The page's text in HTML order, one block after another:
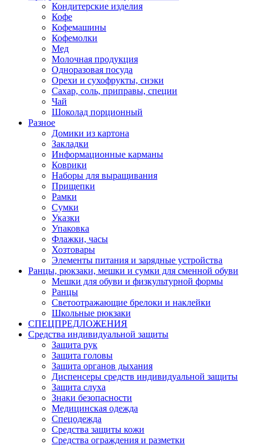
Кондитерские изделия
Кофе
Кофемашины
Кофемолки
Мед
Молочная продукция
Одноразовая посуда
Орехи и сухофрукты, снэки
Сахар, соль, приправы, специи
Чай
Шоколад порционный
Разное
Домики из картона
Закладки
Информационные карманы
Коврики
Наборы для выращивания
Прищепки
Рамки
Сумки
Указки
Упаковка
Флажки, часы
Хозтовары
Элементы питания и зарядные устройства
Ранцы, рюкзаки, мешки и сумки для сменной обуви
Мешки для обуви и физкультурной формы
Ранцы
Светоотражающие брелоки и наклейки
Школьные рюкзаки
СПЕЦПРЕДЛОЖЕНИЯ
Средства индивидуальной защиты
Защита рук
Защита головы
Защита органов дыхания
Диспенсеры средств индивидуальной защиты
Защита слуха
Знаки безопасности
Медицинская одежда
Спецодежда
Средства защиты кожи
Средства ограждения и разметки